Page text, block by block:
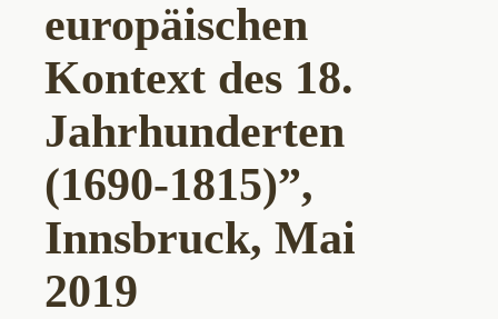
europäischen
Kontext des 18.
Jahrhunderten
(1690-1815)”,
Innsbruck, Mai
2019